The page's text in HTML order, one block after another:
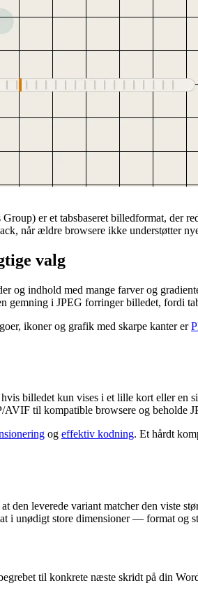
er et tabsbaseret billedformat, der
når ældre browsere ikke understøtter
valg
og indhold med mange farver og
gemning i JPEG forringer billedet, fordi
ikoner og grafik med skarpe kanter er
billedet kun vises i et lille kort eller en
AVIF til kompatible browsere og beholde
og effektiv kodning. Et hårdt
den leverede variant matcher den viste
i unødigt store dimensioner — format og
til konkrete næste skridt på din